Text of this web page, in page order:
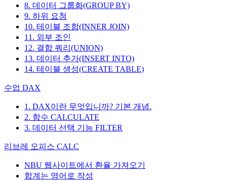
8. 데이터 그룹화(GROUP BY)
9. 하위 요청
10. 테이블 조합(INNER JOIN)
11. 외부 조인
12. 결합 쿼리(UNION)
13. 데이터 추가(INSERT INTO)
14. 테이블 생성(CREATE TABLE)
수업 DAX
1. DAX이란 무엇입니까? 기본 개념.
2. 함수 CALCULATE
3. 데이터 선택 기능 FILTER
리브레 오피스 CALC
NBU 웹사이트에서 환율 가져오기
합계는 영어로 작성